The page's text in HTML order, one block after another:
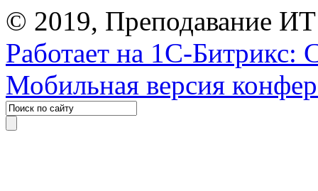
© 2019, Преподавание
Работает на 1С-Битрикс:
Мобильная версия